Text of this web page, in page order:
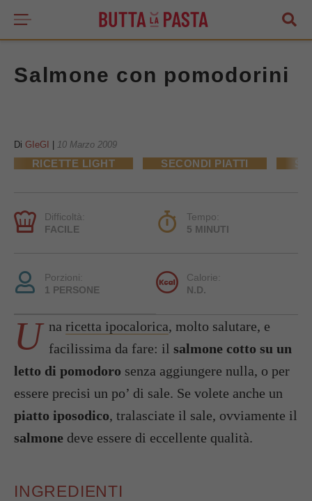
Salmone con pomodorini
Di GIeGI 10 Marzo 2009
RICETTE LIGHT SECONDI PIATTI
Difficoltà:
FACILE
Tempo:
5 MINUTI
Porzioni:
1 PERSONE
Calorie:
N.D.
U na ricetta ipocalorica, molto salutare, e
facilissima da fare: il salmone cotto su un
letto di pomodoro senza aggiungere nulla, o per
essere precisi un po’ di sale. Se volete anche un
piatto iposodico, tralasciate il sale, ovviamente il
salmone deve essere di eccellente qualità.
INGREDIENTI